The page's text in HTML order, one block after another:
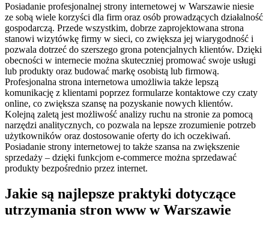
Posiadanie profesjonalnej strony internetowej w Warszawie niesie
ze sobą wiele korzyści dla firm oraz osób prowadzących działalność
gospodarczą. Przede wszystkim, dobrze zaprojektowana strona
stanowi wizytówkę firmy w sieci, co zwiększa jej wiarygodność i
pozwala dotrzeć do szerszego grona potencjalnych klientów. Dzięki
obecności w internecie można skuteczniej promować swoje usługi
lub produkty oraz budować markę osobistą lub firmową.
Profesjonalna strona internetowa umożliwia także lepszą
komunikację z klientami poprzez formularze kontaktowe czy czaty
online, co zwiększa szansę na pozyskanie nowych klientów.
Kolejną zaletą jest możliwość analizy ruchu na stronie za pomocą
narzędzi analitycznych, co pozwala na lepsze zrozumienie potrzeb
użytkowników oraz dostosowanie oferty do ich oczekiwań.
Posiadanie strony internetowej to także szansa na zwiększenie
sprzedaży – dzięki funkcjom e-commerce można sprzedawać
produkty bezpośrednio przez internet.
Jakie są najlepsze praktyki dotyczące
utrzymania stron www w Warszawie